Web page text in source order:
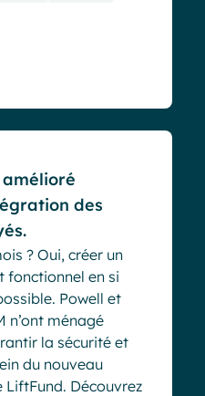
des
? Oui, créer un
fonctionnel en si
Powell et
n’ont ménagé
la sécurité et
du nouveau
Découvrez